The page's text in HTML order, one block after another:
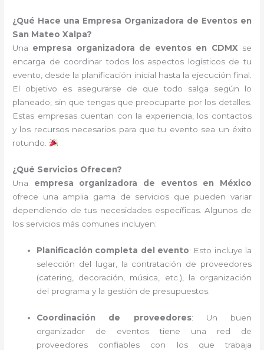
¿Qué Hace una Empresa Organizadora de Eventos en
San Mateo Xalpa?
Una empresa organizadora de eventos en CDMX se
encarga de coordinar todos los aspectos logísticos de tu
evento, desde la planificación inicial hasta la ejecución final.
El objetivo es asegurarse de que todo salga según lo
planeado, sin que tengas que preocuparte por los detalles.
Estas empresas cuentan con la experiencia, los contactos
y los recursos necesarios para que tu evento sea un éxito
rotundo.
¿Qué Servicios Ofrecen?
Una empresa organizadora de eventos en México
ofrece una amplia gama de servicios que pueden variar
dependiendo de tus necesidades específicas. Algunos de
los servicios más comunes incluyen:
Planificación completa del evento: Esto incluye la
selección del lugar, la contratación de proveedores
(catering, decoración, música, etc.), la organización
del programa y la gestión de presupuestos.
Coordinación de proveedores: Un buen
organizador de eventos tiene una red de
proveedores confiables con los que trabaja